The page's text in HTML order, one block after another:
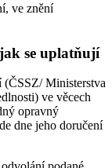
ve znění
se uplatňují
(ČSSZ/ Ministerstva
ve věcech
opravný
dne jeho doručení